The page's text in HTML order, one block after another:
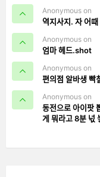
Anonymous on
역지사지. 자
Anonymous on
엄마 헤드.shot
Anonymous on
편의점 알바생
Anonymous on
동전으로
게 뭐라고 8분 넋